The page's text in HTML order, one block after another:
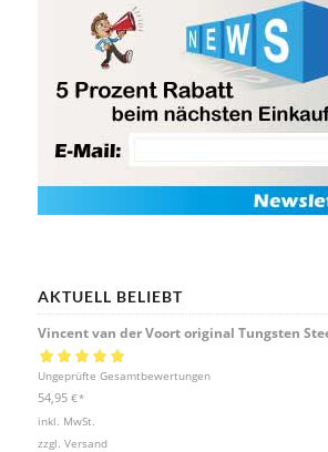
AKTUELL BELIEBT
Vincent van der Voort original Tungsten
Bewertet mit
5.00von 5
Ungeprüfte Gesamtbewertungen
54,95 €*
inkl. MwSt.
zzgl. Versand